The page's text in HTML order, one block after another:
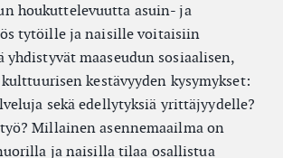
houkuttelevuutta asuin- ja
tytöille ja naisille voitaisiin
yhdistyvät maaseudun sosiaalisen,
kestävyyden kysymykset:
sekä edellytyksiä yrittäjyydelle?
Millainen asennemaailma on
ja naisilla tilaa osallistua